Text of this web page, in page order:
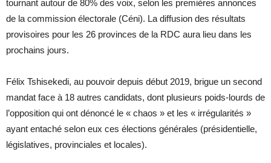
tournant autour de 80% des voix, selon les premières annonces
de la commission électorale (Céni). La diffusion des résultats
provisoires pour les 26 provinces de la RDC aura lieu dans les
prochains jours.
Félix Tshisekedi, au pouvoir depuis début 2019, brigue un second
mandat face à 18 autres candidats, dont plusieurs poids-lourds de
l’opposition qui ont dénoncé le « chaos » et les « irrégularités »
ayant entaché selon eux ces élections générales (présidentielle,
législatives, provinciales et locales).